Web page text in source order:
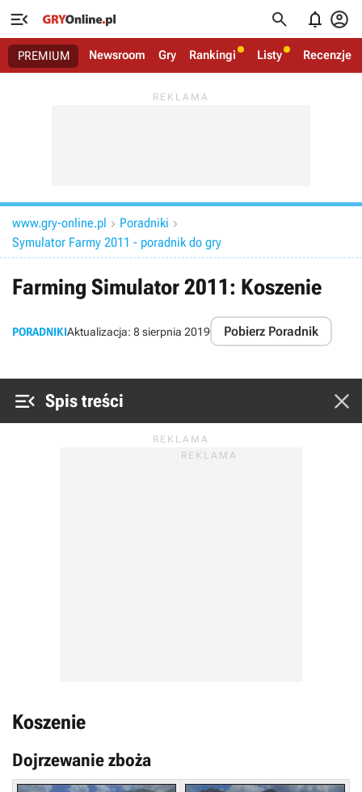
   
PREMIUM Newsroom Gry Rankingi Listy Recenzje
www.gry-online.pl  Poradniki 
Symulator Farmy 2011 - poradnik do gry
Farming Simulator 2011: Koszenie
PORADNIKIAktualizacja: 8 sierpnia 2019 Pobierz Poradnik
 Spis treści 
Koszenie
Dojrzewanie zboża